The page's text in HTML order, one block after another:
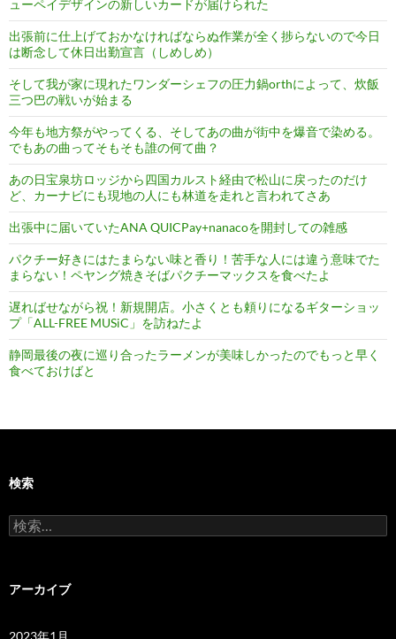
ューペイデザインの新しいカードが届けられた
出張前に仕上げておかなければならぬ作業が全く捗らないので今日
は断念して休日出勤宣言（しめしめ）
そして我が家に現れたワンダーシェフの圧力鍋orthによって、炊飯
三つ巴の戦いが始まる
今年も地方祭がやってくる、そしてあの曲が街中を爆音で染める。
でもあの曲ってそもそも誰の何て曲？
あの日宝泉坊ロッジから四国カルスト経由で松山に戻ったのだけ
ど、カーナビにも現地の人にも林道を走れと言われてさあ
出張中に届いていたANA QUICPay+nanacoを開封しての雑感
パクチー好きにはたまらない味と香り！苦手な人には違う意味でた
まらない！ペヤング焼きそばパクチーマックスを食べたよ
遅ればせながら祝！新規開店。小さくとも頼りになるギターショッ
プ「ALL-FREE MUSiC」を訪ねたよ
静岡最後の夜に巡り合ったラーメンが美味しかったのでもっと早く
食べておけばと
検索
検
索:
アーカイブ
2023年1月